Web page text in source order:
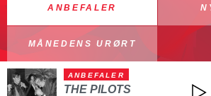
ANBEFALER
MÅNEDENS URØRT
ANBEFALER
THE PILOTS